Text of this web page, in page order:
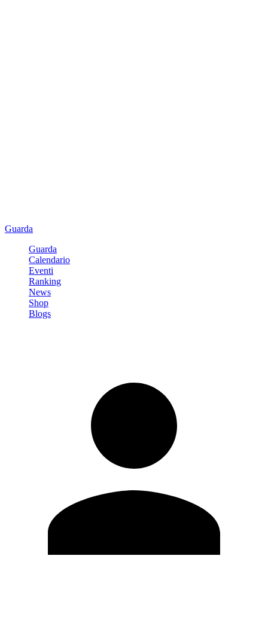
Guarda
Guarda
Calendario
Eventi
Ranking
News
Shop
Blogs